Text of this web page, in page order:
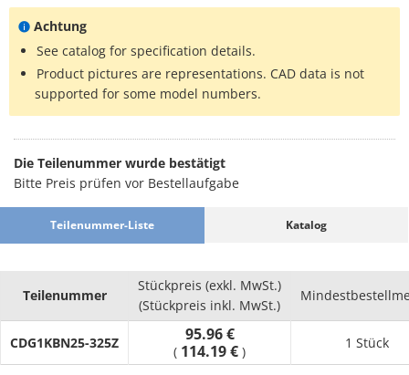
Achtung
See catalog for specification details.
Product pictures are representations. CAD data is not
supported for some model numbers.
Die Teilenummer wurde bestätigt
Bitte Preis prüfen vor Bestellaufgabe
Teilenummer-Liste Katalog
Teilenummer
Stückpreis (exkl. MwSt.)
(Stückpreis inkl. MwSt.)
CDG1KBN25-325Z 95.96 €
( 114.19 € )
1 Stück